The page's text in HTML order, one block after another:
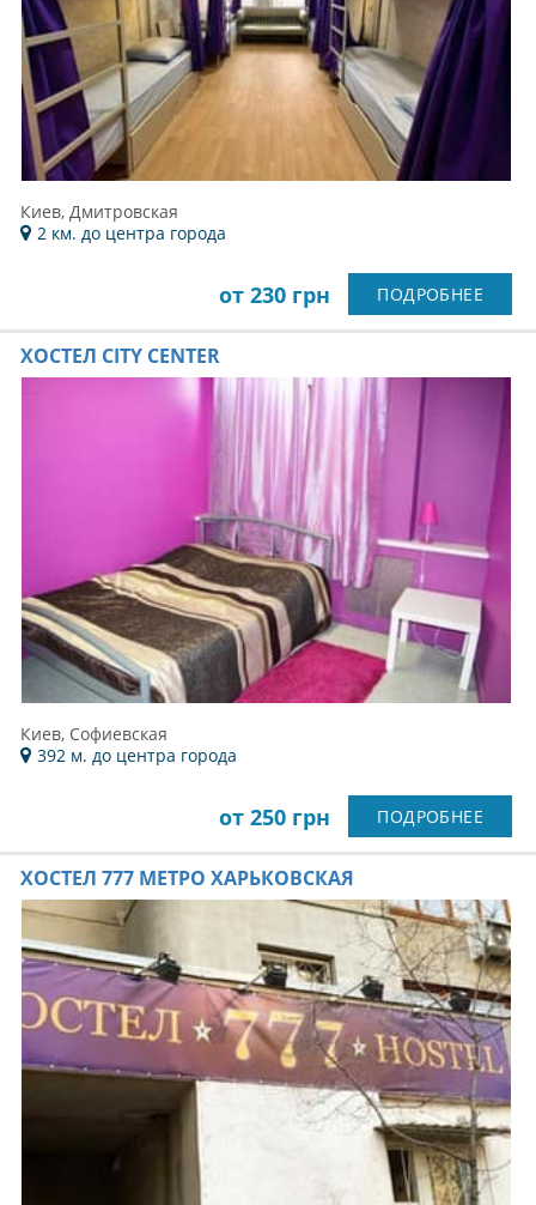
Киев, Дмитровская
2 км. до центра города
от 230 грн ПОДРОБНЕЕ
ХОСТЕЛ CITY CENTER
Киев, Софиевская
392 м. до центра города
от 250 грн ПОДРОБНЕЕ
ХОСТЕЛ 777 МЕТРО ХАРЬКОВСКАЯ